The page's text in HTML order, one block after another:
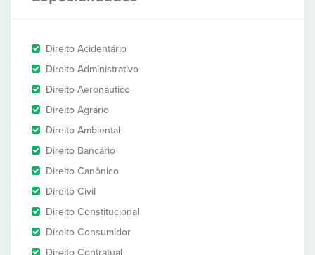
Direito Acidentário
Direito Administrativo
Direito Aeronáutico
Direito Agrário
Direito Ambiental
Direito Bancário
Direito Canônico
Direito Civil
Direito Constitucional
Direito Consumidor
Direito Contratual